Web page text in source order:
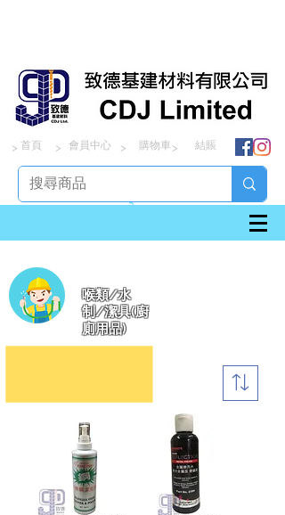
> > > >
首頁 會員中心 購物車 結賬
喉類/水
制/潔具(廚
廁用品)